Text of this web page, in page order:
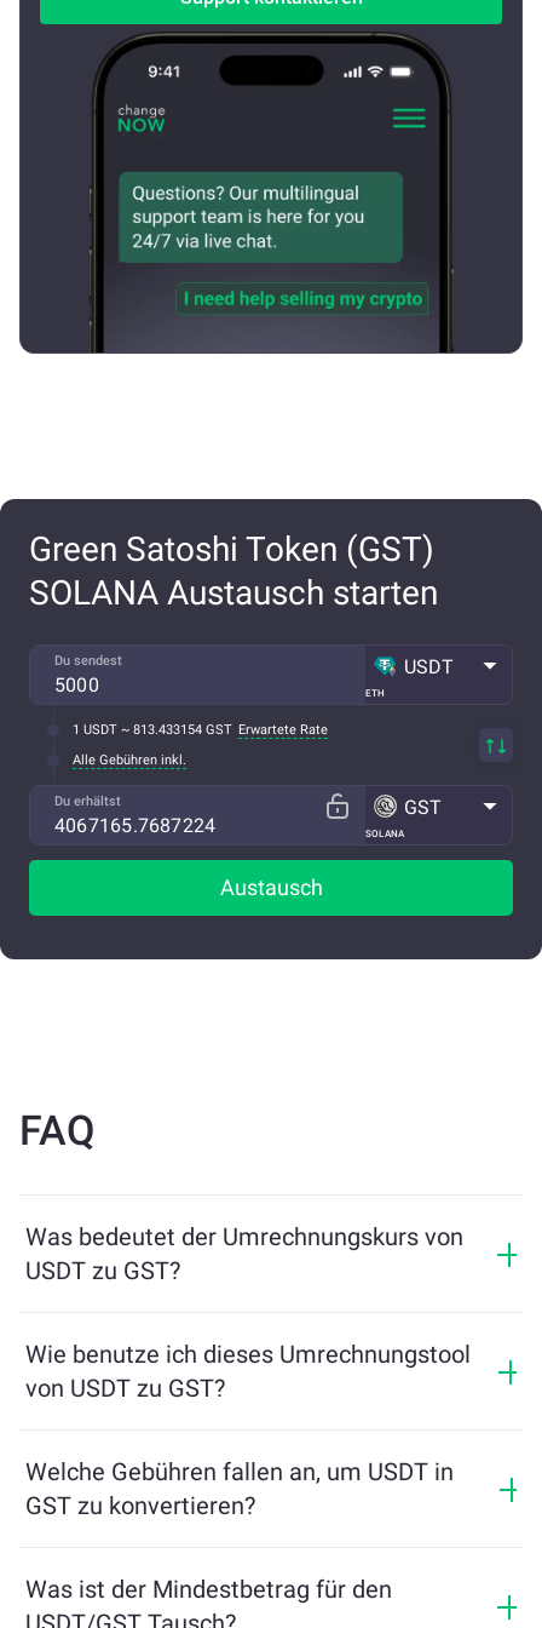
Green Satoshi Token (GST)
SOLANA Austausch starten
Du sendest
ETH
USDT
1 USDT ~ 813.433154 GST Erwartete Rate
Alle Gebühren inkl.
Du erhältst
SOLANA
GST
Austausch
FAQ
Was bedeutet der Umrechnungskurs von
USDT zu GST?
Austausch für USDT erhalten. Dieser Kurs schwankt je
nach Marktbedingungen, Angebot und Nachfrage
Wie benutze ich dieses Umrechnungstool
von USDT zu GST?
tauschen möchten, und das Tool berechnet die
geschätzte Menge an GST, die Sie erhalten. Folgen Sie
Welche Gebühren fallen an, um USDT in
GST zu konvertieren?
Liquidität und Marktbedingungen. ChangeNOW bietet
wettbewerbsfähige Preise ohne versteckte Gebühren,
Was ist der Mindestbetrag für den